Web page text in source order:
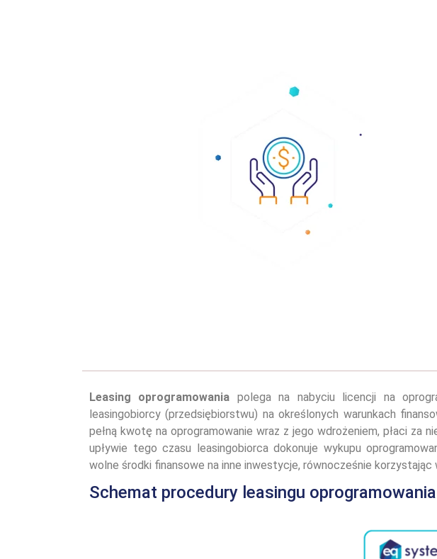
Leasing oprogramowania polega na nabyciu licencji na
leasingobiorcy (przedsiębiorstwu) na określonych warunkach
pełną kwotę na oprogramowanie wraz z jego wdrożeniem, płaci za
upływie tego czasu leasingobiorca dokonuje wykupu
wolne środki finansowe na inne inwestycje, równocześnie
Schemat procedury leasingu oprogramowania